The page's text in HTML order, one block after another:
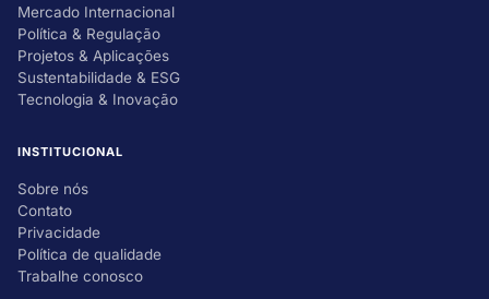
Mercado Internacional
Política & Regulação
Projetos & Aplicações
Sustentabilidade & ESG
Tecnologia & Inovação
INSTITUCIONAL
Sobre nós
Contato
Privacidade
Política de qualidade
Trabalhe conosco